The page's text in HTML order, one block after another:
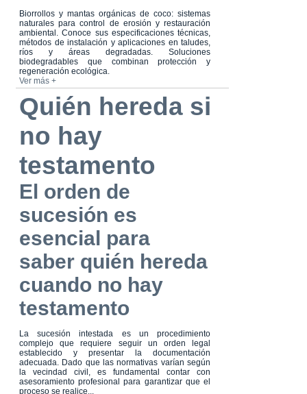
Biorrollos y mantas orgánicas de coco: sistemas
naturales para control de erosión y restauración
ambiental. Conoce sus especificaciones técnicas,
métodos de instalación y aplicaciones en taludes,
ríos y áreas degradadas. Soluciones
biodegradables que combinan protección y
regeneración ecológica.
Ver más +
Quién hereda si
no hay
testamento
El orden de
sucesión es
esencial para
saber quién hereda
cuando no hay
testamento
La sucesión intestada es un procedimiento
complejo que requiere seguir un orden legal
establecido y presentar la documentación
adecuada. Dado que las normativas varían según
la vecindad civil, es fundamental contar con
asesoramiento profesional para garantizar que el
proceso se realice...